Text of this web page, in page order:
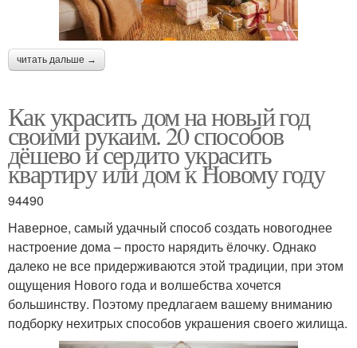
читать дальше →
Как украсить дом на новый год
своими рукаим. 20 способов
дёшево и сердито украсить
квартиру или дом к Новому году
94490
Наверное, самый удачный способ создать новогоднее
настроение дома – просто нарядить ёлочку. Однако
далеко не все придерживаются этой традиции, при этом
ощущения Нового года и волшебства хочется
большинству. Поэтому предлагаем вашему вниманию
подборку нехитрых способов украшения своего жилища.